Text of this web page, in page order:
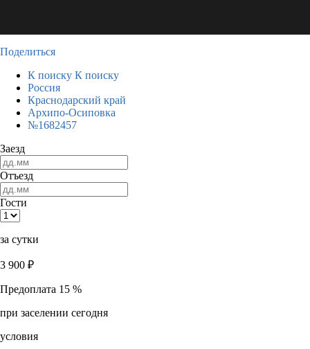
Поделиться
К поиску К поиску
Россия
Краснодарский край
Архипо-Осиповка
№1682457
Заезд
Отъезд
Гости
за сутки
3 900 ₽
Предоплата 15 %
при заселении сегодня
условия